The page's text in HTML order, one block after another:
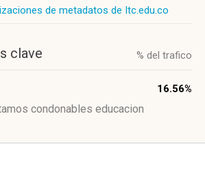
de metadatos de Itc.edu.co
clave % del trafico
16.56%
condonables educacion